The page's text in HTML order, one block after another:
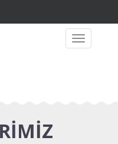
Toggle
navigation